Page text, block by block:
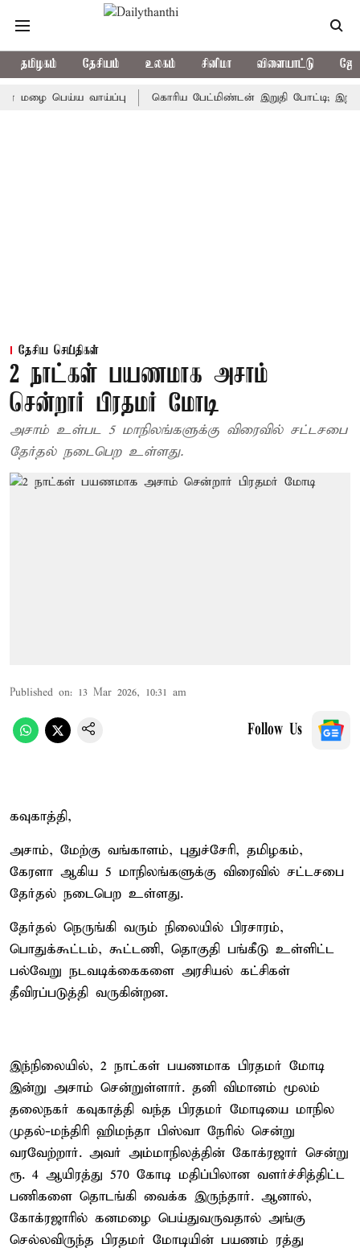
தமிழகம் தேசியம் உலகம் சினிமா விளையாட்டு
பெய்ய வாய்ப்பு கொரிய பேட்மிண்டன் இறுதி போட்டி; இந்திய
தேசிய செய்திகள்
2 நாட்கள் பயணமாக அசாம்
சென்றார் பிரதமர் மோடி
அசாம் உள்பட 5 மாநிலங்களுக்கு விரைவில் சட்டசபை
தேர்தல் நடைபெற உள்ளது.
Published on: 13 Mar 2026, 10:31 am
Follow Us
கவுகாத்தி,
அசாம், மேற்கு வங்காளம், புதுச்சேரி, தமிழகம்,
கேரளா ஆகிய 5 மாநிலங்களுக்கு விரைவில் சட்டசபை
தேர்தல் நடைபெற உள்ளது.
தேர்தல் நெருங்கி வரும் நிலையில் பிரசாரம்,
பொதுக்கூட்டம், கூட்டணி, தொகுதி பங்கீடு உள்ளிட்ட
பல்வேறு நடவடிக்கைகளை அரசியல் கட்சிகள்
தீவிரப்படுத்தி வருகின்றன.
இந்நிலையில், 2 நாட்கள் பயணமாக பிரதமர் மோடி
இன்று அசாம் சென்றுள்ளார். தனி விமானம் மூலம்
தலைநகர் கவுகாத்தி வந்த பிரதமர் மோடியை மாநில
முதல்-மந்திரி ஹிமந்தா பிஸ்வா நேரில் சென்று
வரவேற்றார். அவர் அம்மாநிலத்தின் கோக்ரஜார் சென்று
ரூ. 4 ஆயிரத்து 570 கோடி மதிப்பிலான வளர்ச்சித்திட்ட
பணிகளை தொடங்கி வைக்க இருந்தார். ஆனால்,
கோக்ரஜாரில் கனமழை பெய்துவருவதால் அங்கு
செல்லவிருந்த பிரதமர் மோடியின் பயணம் ரத்து